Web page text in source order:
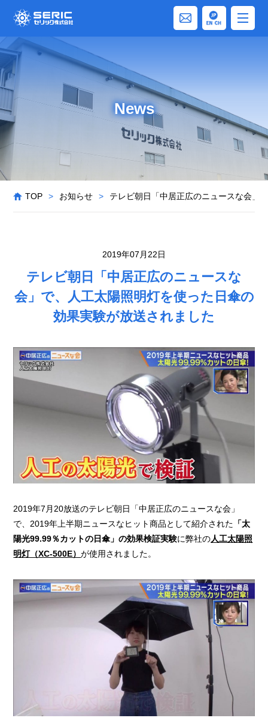
News
TOP > お知らせ > テレビ朝日「中居正広のニュースな会」
2019年07月22日
テレビ朝日「中居正広のニュースな
会」で、人工太陽照明灯を使った日傘の
効果実験が放送されました
2019年7月20放送のテレビ朝日「中居正広のニュースな会」
で、2019年上半期ニュースなヒット商品として紹介された 「太
陽光99.99％カットの日傘」の効果検証実験に弊社の人工太陽照
明灯（XC-500E）が使用されました。